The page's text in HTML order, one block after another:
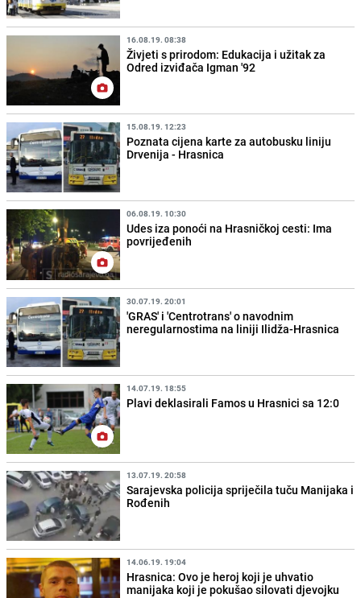
16.08.19. 08:38
Živjeti s prirodom: Edukacija i užitak za
Odred izviđača Igman '92
15.08.19. 12:23
Poznata cijena karte za autobusku liniju
Drvenija - Hrasnica
06.08.19. 10:30
Udes iza ponoći na Hrasničkoj cesti: Ima
povrijeđenih
30.07.19. 20:01
'GRAS' i 'Centrotrans' o navodnim
neregularnostima na liniji Ilidža-Hrasnica
14.07.19. 18:55
Plavi deklasirali Famos u Hrasnici sa 12:0
13.07.19. 20:58
Sarajevska policija spriječila tuču Manijaka i
Rođenih
14.06.19. 19:04
Hrasnica: Ovo je heroj koji je uhvatio
manijaka koji je pokušao silovati djevojku